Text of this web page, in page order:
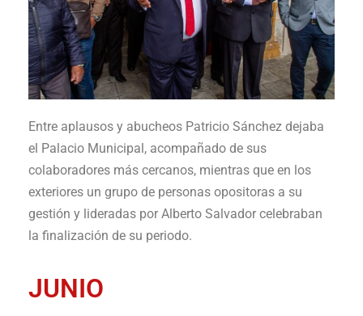
Entre aplausos y abucheos Patricio Sánchez dejaba
el Palacio Municipal, acompañado de sus
colaboradores más cercanos, mientras que en los
exteriores un grupo de personas opositoras a su
gestión y lideradas por Alberto Salvador celebraban
la finalización de su periodo.
JUNIO